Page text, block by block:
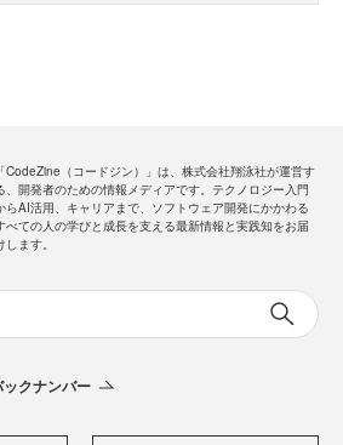
「CodeZine（コードジン）」は、株式会社翔泳社が運営す
、開発者のための情報メディアです。テクノロジー入門
らAI活用、キャリアまで、ソフトウェア開発にかかわる
べての人の学びと成長を支える最新情報と実践知をお届
します。
クナンバー